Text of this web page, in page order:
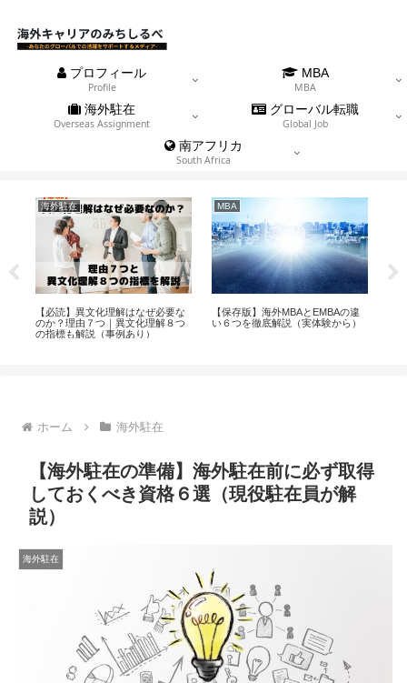
プロフィール
Profile
MBA
MBA
海外駐在
Overseas Assignment
グローバル転職
Global Job
南アフリカ
South Africa
海外駐在
【必読】異文化理解はなぜ必要な
のか？理由７つ｜異文化理解８つ
の指標も解説（事例あり）
MBA
【保存版】海外MBAとEMBAの違
い６つを徹底解説（実体験から）
ホーム 海外駐在
【海外駐在の準備】海外駐在前に必ず取得
しておくべき資格６選（現役駐在員が解
説）
海外駐在